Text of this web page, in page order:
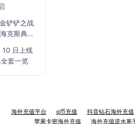
铲铲之战
克斯典
10 日上线
套一览
海外充值平台 q币充值 抖音钻石海外充值
苹果卡密海外充值
海外充值逆水寒